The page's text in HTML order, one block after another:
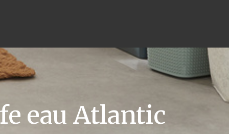
eau Atlantic